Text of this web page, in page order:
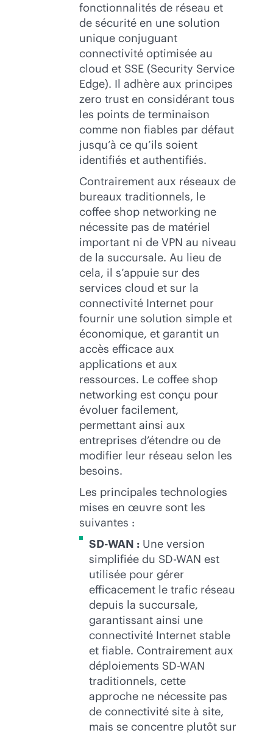
fonctionnalités de réseau et
de sécurité en une solution
unique conjuguant
connectivité optimisée au
cloud et SSE (Security Service
Edge). Il adhère aux principes
zero trust en considérant tous
les points de terminaison
comme non fiables par défaut
jusqu’à ce qu’ils soient
identifiés et authentifiés.
Contrairement aux réseaux de
bureaux traditionnels, le
coffee shop networking ne
nécessite pas de matériel
important ni de VPN au niveau
de la succursale. Au lieu de
cela, il s’appuie sur des
services cloud et sur la
connectivité Internet pour
fournir une solution simple et
économique, et garantit un
accès efficace aux
applications et aux
ressources. Le coffee shop
networking est conçu pour
évoluer facilement,
permettant ainsi aux
entreprises d’étendre ou de
modifier leur réseau selon les
besoins.
Les principales technologies
mises en œuvre sont les
suivantes :
SD-WAN : Une version
simplifiée du SD-WAN est
utilisée pour gérer
efficacement le trafic réseau
depuis la succursale,
garantissant ainsi une
connectivité Internet stable
et fiable. Contrairement aux
déploiements SD-WAN
traditionnels, cette
approche ne nécessite pas
de connectivité site à site,
mais se concentre plutôt sur